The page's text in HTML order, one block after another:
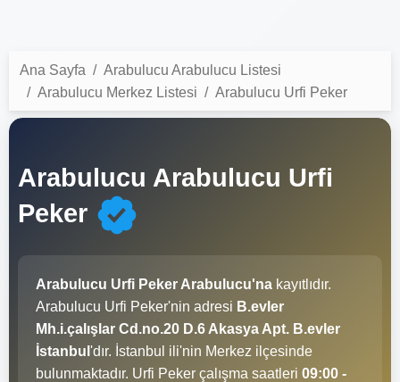
Ana Sayfa
Arabulucu Arabulucu Listesi
Arabulucu Merkez Listesi
Arabulucu Urfi Peker
Arabulucu Arabulucu Urfi
Peker
Arabulucu Urfi Peker Arabulucu'na kayıtlıdır.
Arabulucu Urfi Peker'nin adresi B.evler
Mh.i.çalışlar Cd.no.20 D.6 Akasya Apt. B.evler
İstanbul 'dır. İstanbul ili'nin Merkez ilçesinde
bulunmaktadır. Urfi Peker çalışma saatleri 09:00 -